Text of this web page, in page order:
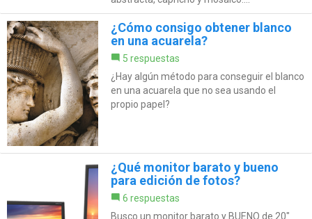
¿Cómo consigo obtener blanco
en una acuarela?
5 respuestas
¿Hay algún método para conseguir el blanco
en una acuarela que no sea usando el
propio papel?
¿Qué monitor barato y bueno
para edición de fotos?
6 respuestas
Busco un monitor barato y BUENO de 20"